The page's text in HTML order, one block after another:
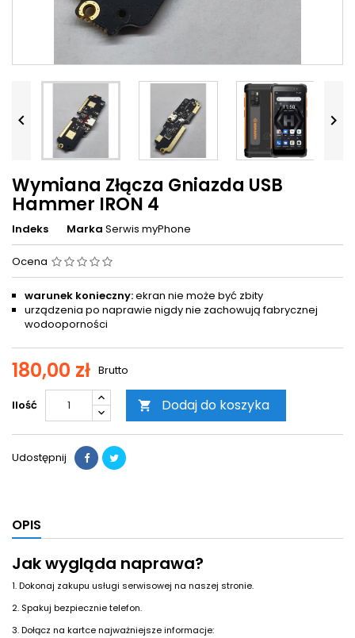
 
Wymiana Złącza Gniazda USB
Hammer IRON 4
Indeks Marka Serwis myPhone
Ocena
warunek konieczny:ekran nie może być zbity
urządzenia po naprawie nigdy nie zachowują fabrycznej
wodooporności
180,00 zł Brutto
Ilość  Dodaj do koszyka
Udostępnij
OPIS
Jak wygląda naprawa?
1. Dokonaj zakupu usługi serwisowej na naszej stronie.
2. Spakuj bezpiecznie telefon.
3. Dołącz na kartce najważniejsze informacje: